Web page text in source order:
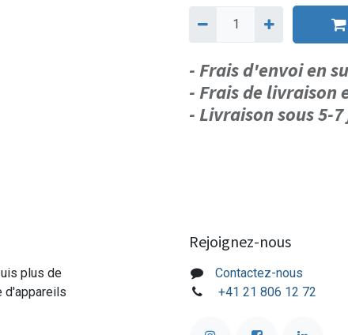
- Frais d'envoi en
- Frais de livraison
- Livraison sous 5-
plus de
d'appareils
Rejoignez-nous
Contactez-nous
+41 21 806 12 72